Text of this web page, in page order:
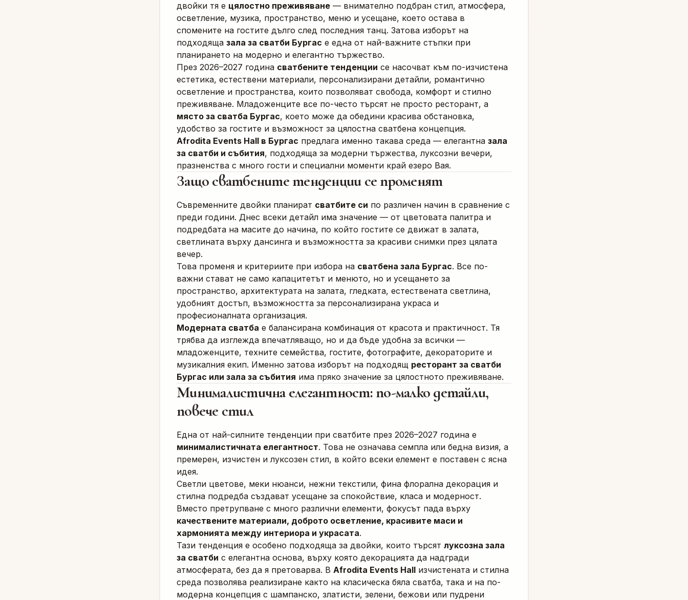
двойки тя е цялостно преживяване — внимателно подбран стил, атмосфера,
осветление, музика, пространство, меню и усещане, което остава в
спомените на гостите дълго след последния танц. Затова изборът на
подходяща зала за сватби Бургас е една от най-важните стъпки при
планирането на модерно и елегантно тържество.
През 2026–2027 година сватбените тенденции се насочват към по-изчистена
естетика, естествени материали, персонализирани детайли, романтично
осветление и пространства, които позволяват свобода, комфорт и стилно
преживяване. Младоженците все по-често търсят не просто ресторант, а
място за сватба Бургас, което може да обедини красива обстановка,
удобство за гостите и възможност за цялостна сватбена концепция.
Afrodita Events Hall в Бургас предлага именно такава среда — елегантна зала
за сватби и събития, подходяща за модерни тържества, луксозни вечери,
празненства с много гости и специални моменти край езеро Вая.
Защо сватбените тенденции се променят
Съвременните двойки планират сватбите си по различен начин в сравнение с
преди години. Днес всеки детайл има значение — от цветовата палитра и
подредбата на масите до начина, по който гостите се движат в залата,
светлината върху дансинга и възможността за красиви снимки през цялата
вечер.
Това променя и критериите при избора на сватбена зала Бургас. Все по-
важни стават не само капацитетът и менюто, но и усещането за
пространство, архитектурата на залата, гледката, естествената светлина,
удобният достъп, възможността за персонализирана украса и
професионалната организация.
Модерната сватба е балансирана комбинация от красота и практичност. Тя
трябва да изглежда впечатляващо, но и да бъде удобна за всички —
младоженците, техните семейства, гостите, фотографите, декораторите и
музикалния екип. Именно затова изборът на подходящ ресторант за сватби
Бургас или зала за събития има пряко значение за цялостното преживяване.
Минималистична елегантност: по-малко детайли,
повече стил
Една от най-силните тенденции при сватбите през 2026–2027 година е
минималистичната елегантност. Това не означава семпла или бедна визия, а
премерен, изчистен и луксозен стил, в който всеки елемент е поставен с ясна
идея.
Светли цветове, меки нюанси, нежни текстили, фина флорална декорация и
стилна подредба създават усещане за спокойствие, класа и модерност.
Вместо претрупване с много различни елементи, фокусът пада върху
качествените материали, доброто осветление, красивите маси и
хармонията между интериора и украсата.
Тази тенденция е особено подходяща за двойки, които търсят луксозна зала
за сватби с елегантна основа, върху която декорацията да надгради
атмосферата, без да я претоварва. В Afrodita Events Hall изчистената и стилна
среда позволява реализиране както на класическа бяла сватба, така и на по-
модерна концепция с шампанско, златисти, зелени, бежови или пудрени